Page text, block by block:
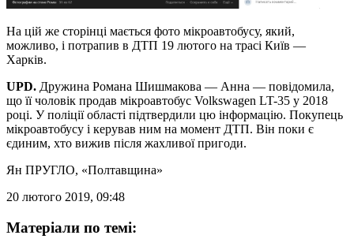
На цій же сторінці мається фото мікроавтобусу, який,
можливо, і потрапив в ДТП 19 лютого на трасі Київ —
Харків.
UPD. Дружина Романа Шишмакова — Анна — повідомила,
що її чоловік продав мікроавтобус Volkswagen LT-35 у 2018
році. У поліції області підтвердили цю інформацію. Покупець
мікроавтобусу і керував ним на момент ДТП. Він поки є
єдиним, хто вижив після жахливої пригоди.
Ян ПРУГЛО, «Полтавщина»
20 лютого 2019, 09:48
Матеріали по темі: